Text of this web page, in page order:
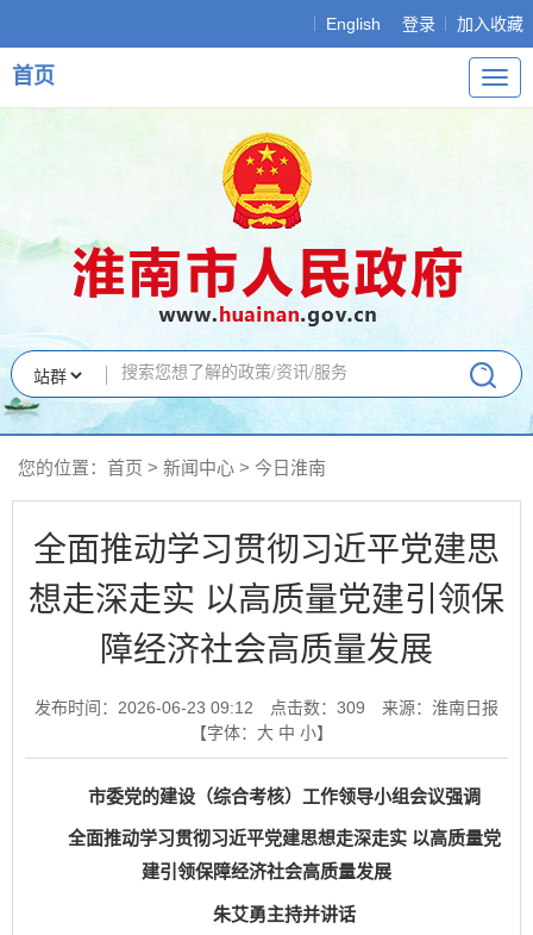
English 登录 加入收藏
导
航
首页
您的位置： 首页 > 新闻中心 > 今日淮南
全面推动学习贯彻习近平党建思
想走深走实 以高质量党建引领保
障经济社会高质量发展
发布时间：2026-06-23 09:12 点击数： 309
来源：淮南日报
【字体： 大 中 小】
市委党的建设（综合考核）工作领导小组会议强调
全面推动学习贯彻习近平党建思想走深走实 以高质量党
建引领保障经济社会高质量发展
朱艾勇主持并讲话